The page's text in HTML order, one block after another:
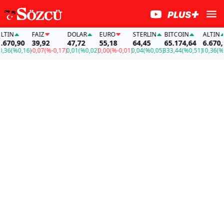
(%0,16)
FAİZ
39,92
-0,07(%-0,17)
DOLAR
47,72
0,01(%0,02)
EURO
55,18
0,00(%-0,01)
STERLIN
64,45
0,04(%0,05)
BITCOIN
65.174,64
333,44(%0,51)
ALTIN
6.670,90
10,36